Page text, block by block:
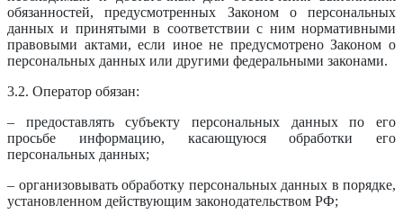
обязанностей, предусмотренных Законом о персональных
данных и принятыми в соответствии с ним нормативными
правовыми актами, если иное не предусмотрено Законом о
персональных данных или другими федеральными законами.
3.2. Оператор обязан:
– предоставлять субъекту персональных данных по его
просьбе информацию, касающуюся обработки его
персональных данных;
– организовывать обработку персональных данных в порядке,
установленном действующим законодательством РФ;